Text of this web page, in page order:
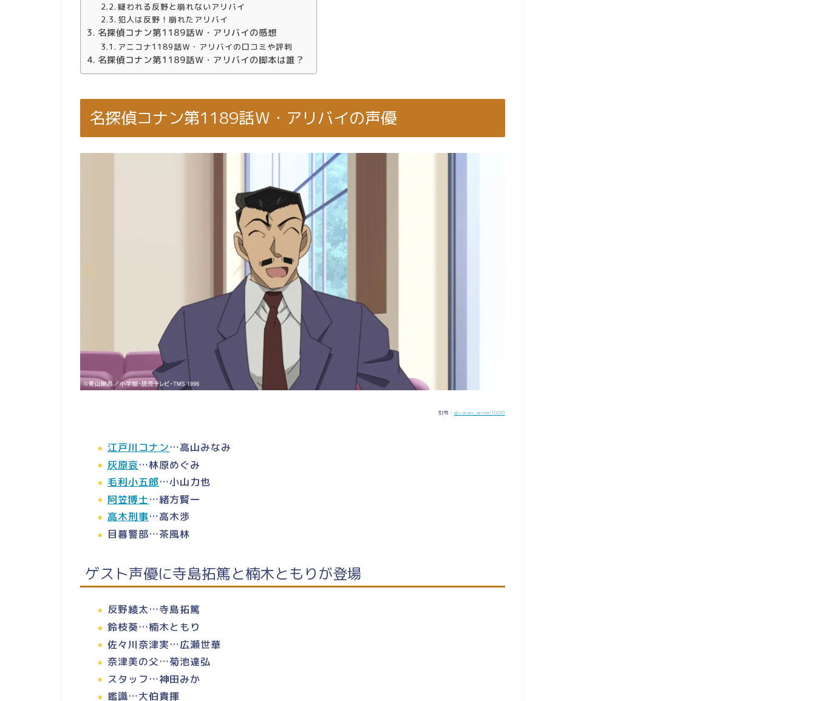
疑われる反野と崩れないアリバイ
犯人は反野！崩れたアリバイ
名探偵コナン第1189話Ｗ・アリバイの感想
アニコナ1189話Ｗ・アリバイの口コミや評判
名探偵コナン第1189話Ｗ・アリバイの脚本は誰？
名探偵コナン第1189話Ｗ・アリバイの声優
引用： @conan_anime1000
江戸川コナン…高山みなみ
灰原哀…林原めぐみ
毛利小五郎…小山力也
阿笠博士…緒方賢一
高木刑事…高木渉
目暮警部…茶風林
ゲスト声優に寺島拓篤と楠木ともりが登場
反野綾太…寺島拓篤
鈴枝葵…楠木ともり
佐々川奈津実…広瀬世華
奈津美の父…菊池達弘
スタッフ…神田みか
鑑識…大伯貴揮